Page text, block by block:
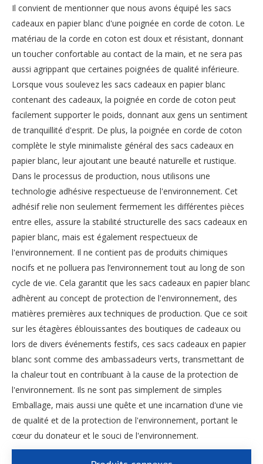
Il convient de mentionner que nous avons équipé les sacs
cadeaux en papier blanc d'une poignée en corde de coton. Le
matériau de la corde en coton est doux et résistant, donnant
un toucher confortable au contact de la main, et ne sera pas
aussi agrippant que certaines poignées de qualité inférieure.
Lorsque vous soulevez les sacs cadeaux en papier blanc
contenant des cadeaux, la poignée en corde de coton peut
facilement supporter le poids, donnant aux gens un sentiment
de tranquillité d'esprit. De plus, la poignée en corde de coton
complète le style minimaliste général des sacs cadeaux en
papier blanc, leur ajoutant une beauté naturelle et rustique.
Dans le processus de production, nous utilisons une
technologie adhésive respectueuse de l'environnement. Cet
adhésif relie non seulement fermement les différentes pièces
entre elles, assure la stabilité structurelle des sacs cadeaux en
papier blanc, mais est également respectueux de
l'environnement. Il ne contient pas de produits chimiques
nocifs et ne polluera pas l’environnement tout au long de son
cycle de vie. Cela garantit que les sacs cadeaux en papier blanc
adhèrent au concept de protection de l'environnement, des
matières premières aux techniques de production. Que ce soit
sur les étagères éblouissantes des boutiques de cadeaux ou
lors de divers événements festifs, ces sacs cadeaux en papier
blanc sont comme des ambassadeurs verts, transmettant de
la chaleur tout en contribuant à la cause de la protection de
l'environnement. Ils ne sont pas simplement de simples
Emballage, mais aussi une quête et une incarnation d'une vie
de qualité et de la protection de l'environnement, portant le
cœur du donateur et le souci de l'environnement.